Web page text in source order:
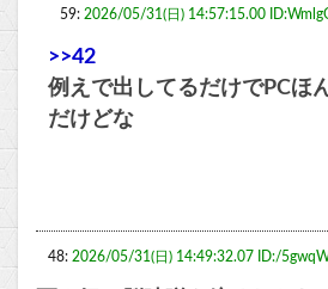
59: 2026/05/31(日) 14:57:15.00
>>42
例えで出してるだけでPCほ
だけどな
48: 2026/05/31(日) 14:49:32.07 ID:/